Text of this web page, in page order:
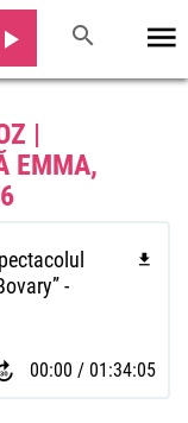
|
EMMA,
00:00 01:34:05
-